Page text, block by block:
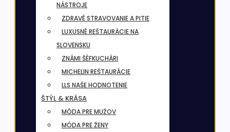
NÁSTROJE
ZDRAVÉ STRAVOVANIE A PITIE
LUXUSNÉ REŠTAURÁCIE NA
SLOVENSKU
ZNÁMI ŠÉFKUCHÁRI
MICHELIN REŠTAURÁCIE
LLS NAŠE HODNOTENIE
ŠTÝL & KRÁSA
MÓDA PRE MUŽOV
MÓDA PRE ŽENY